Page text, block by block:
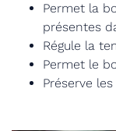
Permet la
présentes
Régule la
Permet le
Préserve